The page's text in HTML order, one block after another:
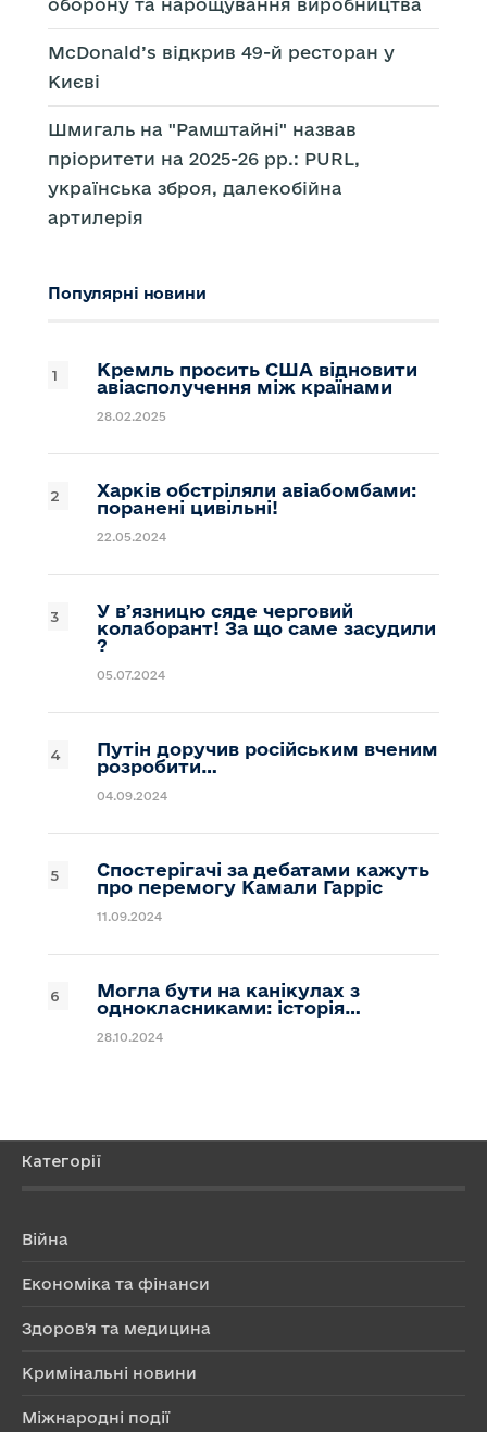
оборону та нарощування виробництва
McDonald’s відкрив 49-й ресторан у
Києві
Шмигаль на "Рамштайні" назвав
пріоритети на 2025-26 рр.: PURL,
українська зброя, далекобійна
артилерія
Популярні новини
Кремль просить США відновити
авіасполучення між країнами
28.02.2025
Харків обстріляли авіабомбами:
поранені цивільні!
22.05.2024
У вʼязницю сяде черговий
колаборант! За що саме засудили
?
05.07.2024
Путін доручив російським вченим
розробити…
04.09.2024
Спостерігачі за дебатами кажуть
про перемогу Камали Гарріс
11.09.2024
Могла бути на канікулах з
однокласниками: історія…
28.10.2024
Категорії
Війна
Економіка та фінанси
Здоров'я та медицина
Кримінальні новини
Міжнародні події